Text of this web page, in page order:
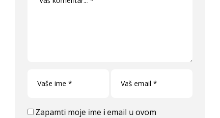
Zapamti moje ime i email u ovom